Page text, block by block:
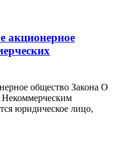
акционерное
общество Закона О
Некоммерческим
юридическое лицо,